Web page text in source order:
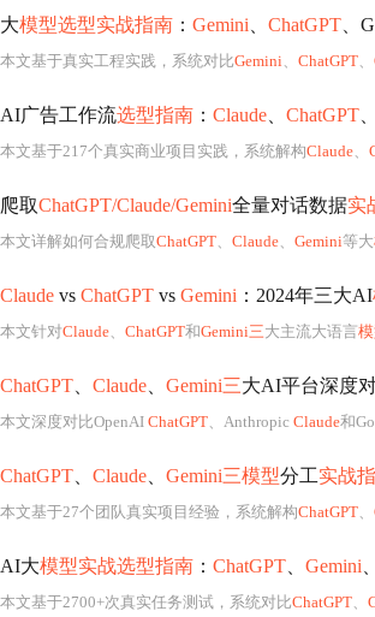
大模型选型实战指南 ： Gemini ChatGPT 、
本文基于真实工程实践，系统对比Gemini、 ChatGPT、
AI广告工作流选型指南 ： Claude ChatGPT
本文基于217个真实商业项目实践，系统解构Claude、
爬取ChatGPT/Claude/Gemini全量对话数据实
本文详解如何合规爬取ChatGPT、 Claude、 Gemini等大
Claude vs ChatGPT vs Gemini ：2024年三大AI
本文针对Claude、 ChatGPT和Gemini三大主流大语言
ChatGPT Claude Gemini三大AI平台深度
本文深度对比OpenAI ChatGPT、Anthropic Claude和
ChatGPT Claude Gemini三模型分工实战
本文基于27个团队真实项目经验，系统解构ChatGPT、
AI大模型实战选型指南 ： ChatGPT Gemini
本文基于2700+次真实任务测试，系统对比ChatGPT、